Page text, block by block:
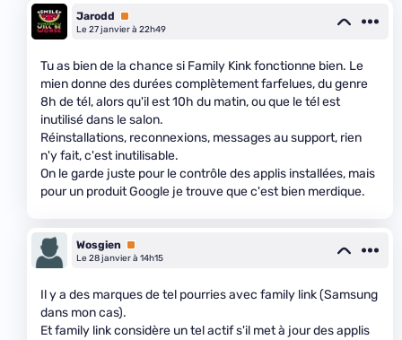
Jarodd
Premium
Le 27 janvier à 22h49
Tu as bien de la chance si Family Kink fonctionne bien. Le
mien donne des durées complètement farfelues, du genre
8h de tél, alors qu'il est 10h du matin, ou que le tél est
inutilisé dans le salon.
Réinstallations, reconnexions, messages au support, rien
n'y fait, c'est inutilisable.
On le garde juste pour le contrôle des applis installées, mais
pour un produit Google je trouve que c'est bien merdique.
Wosgien
Premium
Le 28 janvier à 14h15
Il y a des marques de tel pourries avec family link (Samsung
dans mon cas).
Et family link considère un tel actif s'il met à jour des applis